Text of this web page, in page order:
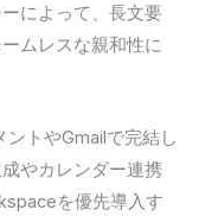
によって、長文要
ムレスな親和性に
トやGmailで完結し
やカレンダー連携
を優先導入す